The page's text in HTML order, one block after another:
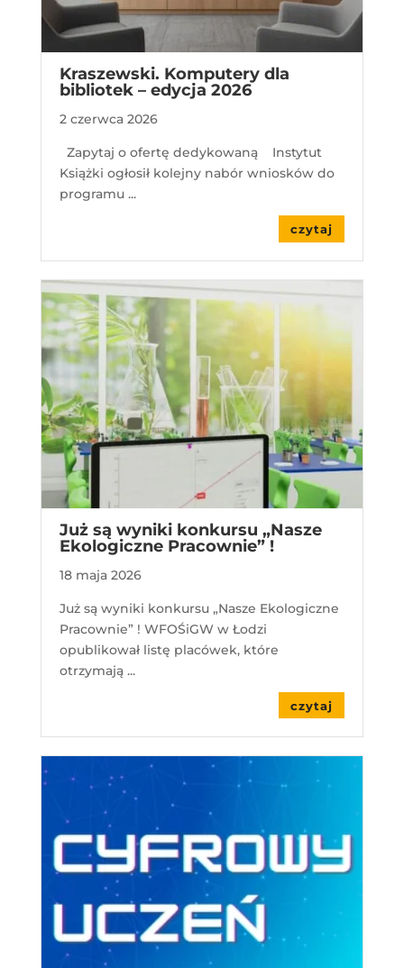
Kraszewski. Komputery dla
bibliotek – edycja 2026
2 czerwca 2026
Zapytaj o ofertę dedykowaną Instytut
Książki ogłosił kolejny nabór wniosków do
programu ...
czytaj
Już są wyniki konkursu „Nasze
Ekologiczne Pracownie” !
18 maja 2026
Już są wyniki konkursu „Nasze Ekologiczne
Pracownie” ! WFOŚiGW w Łodzi
opublikował listę placówek, które
otrzymają ...
czytaj